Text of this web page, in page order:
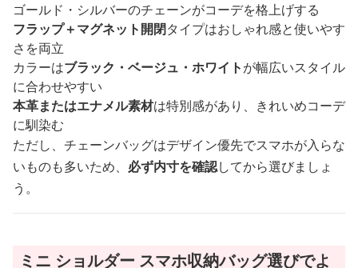
ゴールド・シルバーのチェーンがコーデを格上げする
フラップ＋マグネット開閉タイプはおしゃれ感と使いやす
さを両立
カラーはブラック・ベージュ・ホワイトが幅広いスタイル
に合わせやすい
本革またはエナメル素材は特別感があり、きれいめコーデ
に馴染む
ただし、チェーンバッグはデザイン優先でスマホが入らな
いものも多いため、 必ず内寸を確認してから選びましょ
う。
ミニ ショルダー スマホ収納バッグ選びでよ